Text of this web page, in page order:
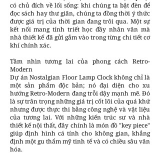
có chủ đích về lối sống: khi chúng ta bật đèn để
đọc sách hay thư giãn, chúng ta đồng thời ý thức
được giá trị của thời gian đang trôi qua. Một sự
kết nối mang tính triết học đầy nhân văn mà
nhà thiết kế đã gửi gắm vào trong từng chi tiết cơ
khí chính xác.
Tầm nhìn tương lai của phong cách Retro-
Modern
Dự án Nostalgian Floor Lamp Clock không chỉ là
một sản phẩm độc bản; nó đại diện cho xu
hướng Retro-Modern đang trỗi dậy mạnh mẽ. Đó
là sự trân trọng những giá trị cốt lõi của quá khứ
nhưng được thực thi bằng công nghệ và vật liệu
của tương lai. Với những kiến trúc sư và nhà
thiết kế nội thất, đây chính là món đồ "key piece"
giúp định hình cá tính cho không gian, khẳng
định một gu thẩm mỹ tinh tế và có chiều sâu văn
hóa.